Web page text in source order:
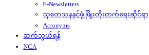
E-Newsletters
သုတေသနနှင့်ဖွံ့ဖြိုးတိုးတက်ရေးဆိုင်ရာ
Acronyms
ဆက်သွယ်ရန်
NCA